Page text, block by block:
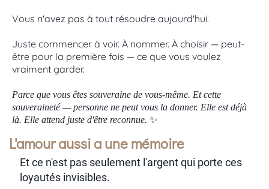
Vous n'avez pas à tout résoudre aujourd'hui.
Juste commencer à voir. À nommer. À choisir — peut-
être pour la première fois — ce que vous voulez
vraiment garder.
Parce que vous êtes souveraine de vous-même. Et cette
souveraineté — personne ne peut vous la donner. Elle est déjà
là. Elle attend juste d'être reconnue. ✨
L'amour aussi a une mémoire
Et ce n'est pas seulement l'argent qui porte ces
loyautés invisibles.